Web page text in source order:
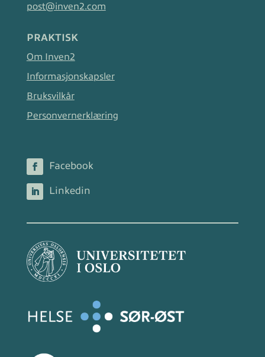
post@inven2.com
PRAKTISK
Om Inven2
Informasjonskapsler
Bruksvilkår
Personvernerklæring